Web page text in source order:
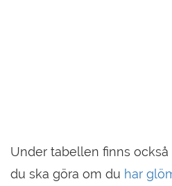
Under tabellen finns
du ska göra om du har